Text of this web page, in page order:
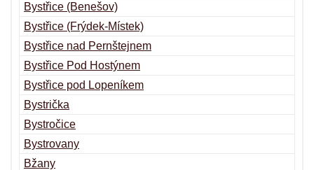
Bystřice (Benešov)
Bystřice (Frýdek-Místek)
Bystřice nad Pernštejnem
Bystřice Pod Hostýnem
Bystřice pod Lopeníkem
Bystrička
Bystročice
Bystrovany
Bžany